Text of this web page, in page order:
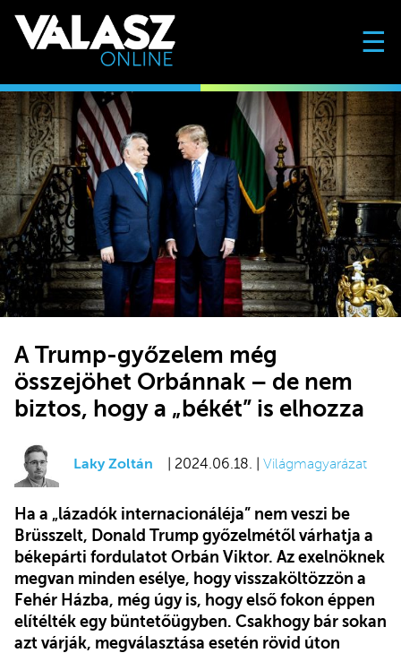
☰
A Trump-győzelem még
összejöhet Orbánnak – de nem
biztos, hogy a „békét” is elhozza
Laky Zoltán | 2024.06.18. | Világmagyarázat
Ha a „lázadók internacionáléja” nem veszi be
Brüsszelt, Donald Trump győzelmétől várhatja a
békepárti fordulatot Orbán Viktor. Az exelnöknek
megvan minden esélye, hogy visszaköltözzön a
Fehér Házba, még úgy is, hogy első fokon éppen
elítélték egy büntetőügyben. Csakhogy bár sokan
azt várják, megválasztása esetén rövid úton